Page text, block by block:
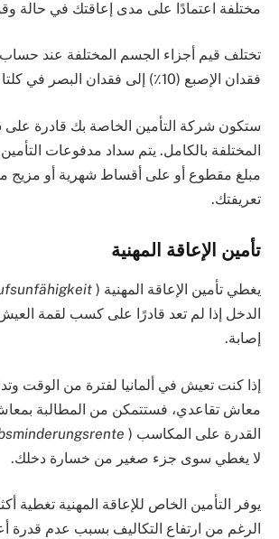
مختلفة اعتمادًا على مدى إعاقتك في حالة
تختلف قيم أجزاء الجسم المختلفة عند حساب
فقدان الإصبع (10٪) إلى فقدان البصر في كلتا العينين (100٪).
ستكون شركة التأمين الخاصة بك قادرة على
المختلفة بالكامل. يتم سداد مدفوعات
مبلغ مقطوع أو على أقساط شهرية أو مزيج
تعريفتك.
تأمين الإعاقة المهنية
يغطي تأمين الإعاقة المهنية (
الدخل إذا لم تعد قادرًا على كسب لقمة
إصابة.
إذا كنت تعيش في ألمانيا لفترة من الوقت
معاش تقاعدي، فستتمكن من المطالبة
القدرة على المكاسب (
لا يغطي سوى جزء صغير من خسارة دخلك.
يوفر التأمين الخاص للإعاقة المهنية تغطية
الرغم من ارتفاع التكاليف بسبب عدم قدرة